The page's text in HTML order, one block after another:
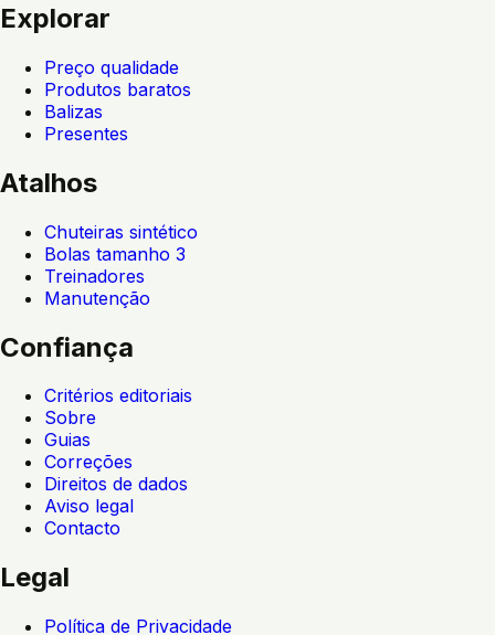
Explorar
Preço qualidade
Produtos baratos
Balizas
Presentes
Atalhos
Chuteiras sintético
Bolas tamanho 3
Treinadores
Manutenção
Confiança
Critérios editoriais
Sobre
Guias
Correções
Direitos de dados
Aviso legal
Contacto
Legal
Política de Privacidade